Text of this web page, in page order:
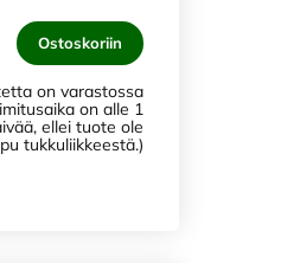
Ostoskoriin
on varastossa
on alle 1
ellei tuote ole
tukkuliikkeestä.)